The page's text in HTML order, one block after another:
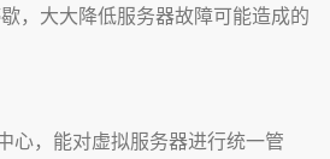
，大大降低服务器故障可能造成的
心，能对虚拟服务器进行统一管